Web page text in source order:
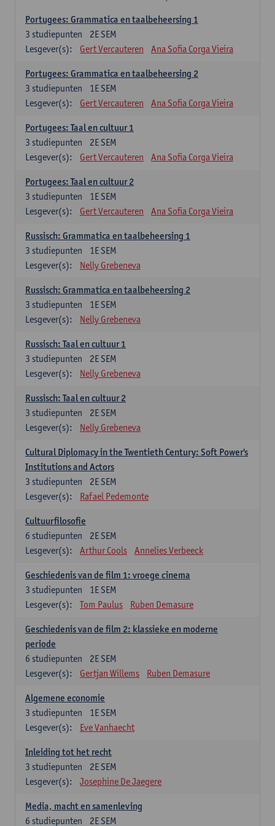
Portugees: Grammatica en taalbeheersing 1
2E SEM
3 studiepunten
Lesgever(s):
Gert Vercauteren Ana Sofia Corga Vieira
Portugees: Grammatica en taalbeheersing 2
1E SEM
3 studiepunten
Lesgever(s):
Gert Vercauteren Ana Sofia Corga Vieira
Portugees: Taal en cultuur 1
2E SEM
3 studiepunten
Lesgever(s):
Gert Vercauteren Ana Sofia Corga Vieira
Portugees: Taal en cultuur 2
1E SEM
3 studiepunten
Lesgever(s):
Gert Vercauteren Ana Sofia Corga Vieira
Russisch: Grammatica en taalbeheersing 1
1E SEM
3 studiepunten
Lesgever(s):
Nelly Grebeneva
Russisch: Grammatica en taalbeheersing 2
1E SEM
3 studiepunten
Lesgever(s):
Nelly Grebeneva
Russisch: Taal en cultuur 1
2E SEM
3 studiepunten
Lesgever(s):
Nelly Grebeneva
Russisch: Taal en cultuur 2
2E SEM
3 studiepunten
Lesgever(s):
Nelly Grebeneva
Cultural Diplomacy in the Twentieth Century: Soft Power's
Institutions and Actors
2E SEM
3 studiepunten
Lesgever(s):
Rafael Pedemonte
Cultuurfilosofie
2E SEM
6 studiepunten
Lesgever(s):
Arthur Cools Annelies Verbeeck
Geschiedenis van de film 1: vroege cinema
1E SEM
3 studiepunten
Lesgever(s):
Tom Paulus Ruben Demasure
Geschiedenis van de film 2: klassieke en moderne
periode
2E SEM
6 studiepunten
Lesgever(s):
Gertjan Willems Ruben Demasure
Algemene economie
1E SEM
3 studiepunten
Lesgever(s):
Eve Vanhaecht
Inleiding tot het recht
2E SEM
3 studiepunten
Lesgever(s):
Josephine De Jaegere
Media, macht en samenleving
2E SEM
6 studiepunten